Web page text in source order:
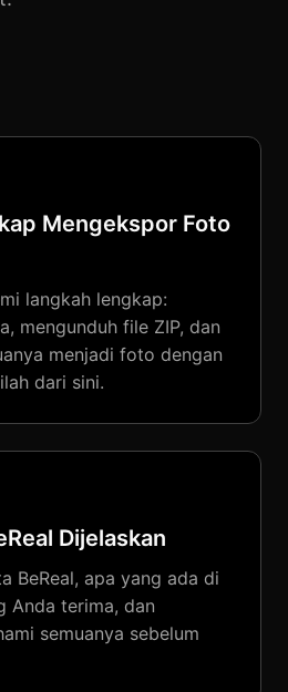
Mengekspor Foto
langkah lengkap:
mengunduh file ZIP, dan
menjadi foto dengan
dari sini.
Dijelaskan
BeReal, apa yang ada di
Anda terima, dan
semuanya sebelum